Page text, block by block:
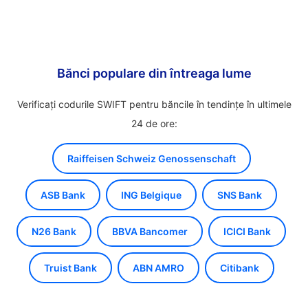
Bănci populare din întreaga lume
Verificați codurile SWIFT pentru băncile în tendințe în ultimele
24 de ore:
Raiffeisen Schweiz Genossenschaft
ASB Bank ING Belgique SNS Bank
N26 Bank BBVA Bancomer ICICI Bank
Truist Bank ABN AMRO Citibank